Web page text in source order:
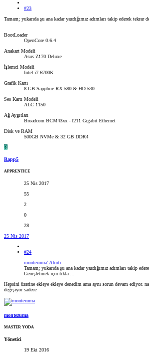
#23
Tamam; yukarıda şu ana kadar yazdığımız adımları takip ederek tekrar
BootLoader
OpenCore 0.6.4
Anakart Modeli
Asus Z170 Deluxe
İşlemci Modeli
Intel i7 6700K
Grafik Kartı
8 GB Sapphire RX 580 & HD 530
Ses Kartı Modeli
ALC 1150
Ağ Aygıtları
Broadcom BCM43xx - I211 Gigabit Ethernet
Disk ve RAM
500GB NVMe & 32 GB DDR4
R
Rapp5
APPRENTICE
25 Nis 2017
55
2
0
28
25 Nis 2017
#24
montezuma' Alıntı:
Tamam; yukarıda şu ana kadar yazdığımız adımları takip
Genişletmek için tıkla ...
Hepsini üzerine ekleye ekleye denedim ama aynı sorun devam ediyor.
değişiyor sadece
montezuma
MASTER YODA
Yönetici
19 Eki 2016